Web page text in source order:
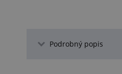
Podrobný popis